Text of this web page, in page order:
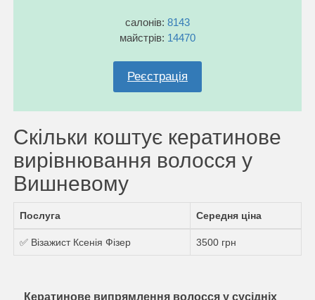
салонів: 8143
майстрів: 14470
Реєстрація
Скільки коштує кератинове
вирівнювання волосся у
Вишневому
Послуга Середня ціна
✅ Візажист Ксенія Фізер 3500 грн
Кератинове випрямлення волосся у сусідніх